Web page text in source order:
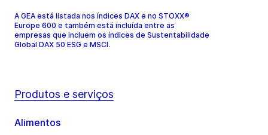
A GEA está listada nos índices DAX e no STOXX®
Europe 600 e também está incluída entre as
empresas que incluem os índices de Sustentabilidade
Global DAX 50 ESG e MSCI.
Produtos e serviços
Alimentos